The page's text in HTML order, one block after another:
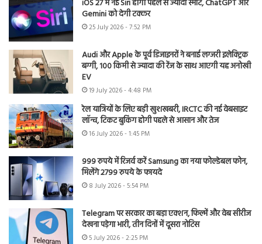
iOS 27 में नई Siri होगी पहले से ज्यादा स्मार्ट, ChatGPT और
Gemini को देगी टक्कर
25 July 2026 - 7:52 PM
Audi और Apple के पूर्व डिजाइनरों ने बनाई लग्जरी इलेक्ट्रिक
बग्गी, 100 किमी से ज्यादा की रेंज के साथ आएगी यह अनोखी
EV
19 July 2026 - 4:48 PM
रेल यात्रियों के लिए बड़ी खुशखबरी, IRCTC की नई वेबसाइट
लॉन्च, टिकट बुकिंग होगी पहले से आसान और तेज
16 July 2026 - 1:45 PM
999 रुपये में रिजर्व करें Samsung का नया फोल्डेबल फोन,
मिलेंगे 2799 रुपये के फायदे
8 July 2026 - 5:54 PM
Telegram पर सरकार का बड़ा एक्शन, फिल्में और वेब सीरीज
देखना पड़ेगा भारी, तीन दिनों में दूसरा नोटिस
5 July 2026 - 2:25 PM